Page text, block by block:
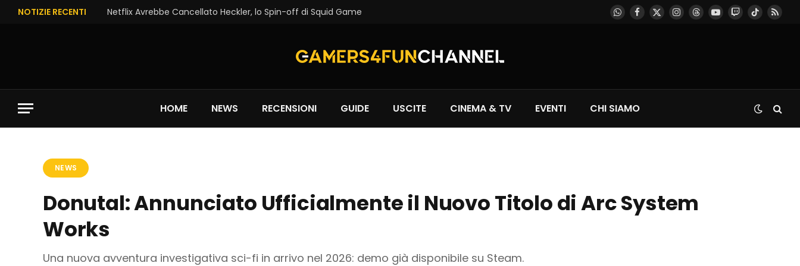
NOTIZIE RECENTI Netflix Avrebbe Cancellato Heckler, lo Spin-off di Squid Game WhatsApp
Facebook
X
Instagram
ThreadsYouTube
TwitchTikTok
RSS
HOME NEWS RECENSIONI GUIDE USCITE CINEMA & TV EVENTI CHI SIAMO
NEWS
Donutal: Annunciato Ufficialmente il Nuovo Titolo di Arc System
Works
Una nuova avventura investigativa sci-fi in arrivo nel 2026: demo già disponibile su Steam.